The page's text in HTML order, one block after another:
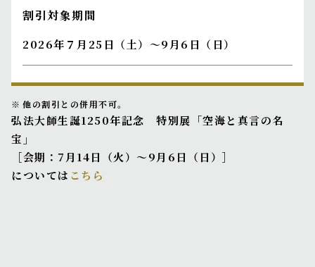
割引対象期間
2026年７月25日（土）～9月6日（日）
他の割引との併用不可。
弘法大師生誕1250年記念 特別展「空海と真言の名
宝」
［会期：7月14日（火）～9月6日（日）］
については こちら